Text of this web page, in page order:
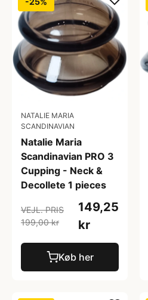
NATALIE MARIA
SCANDINAVIAN
Natalie Maria
Scandinavian PRO 3
Cupping - Neck &
Decollete 1 pieces
VEJL. PRIS
199,00 kr
149,25
kr
Køb her